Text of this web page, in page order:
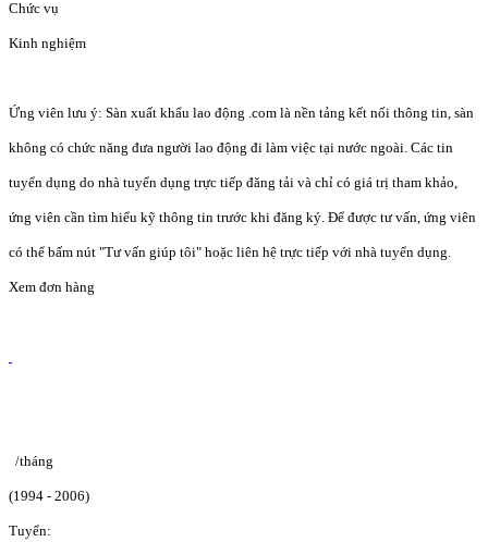
Chức vụ
Kinh nghiệm
Ứng viên lưu ý: Sàn xuất khẩu lao động .com là nền tảng kết nối thông tin, sàn
không có chức năng đưa người lao động đi làm việc tại nước ngoài. Các tin
tuyển dụng do nhà tuyển dụng trực tiếp đăng tải và chỉ có giá trị tham khảo,
ứng viên cần tìm hiểu kỹ thông tin trước khi đăng ký. Để được tư vấn, ứng viên
có thể bấm nút "Tư vấn giúp tôi" hoặc liên hệ trực tiếp với nhà tuyển dụng.
Xem đơn hàng
/tháng
(1994 - 2006)
Tuyển: